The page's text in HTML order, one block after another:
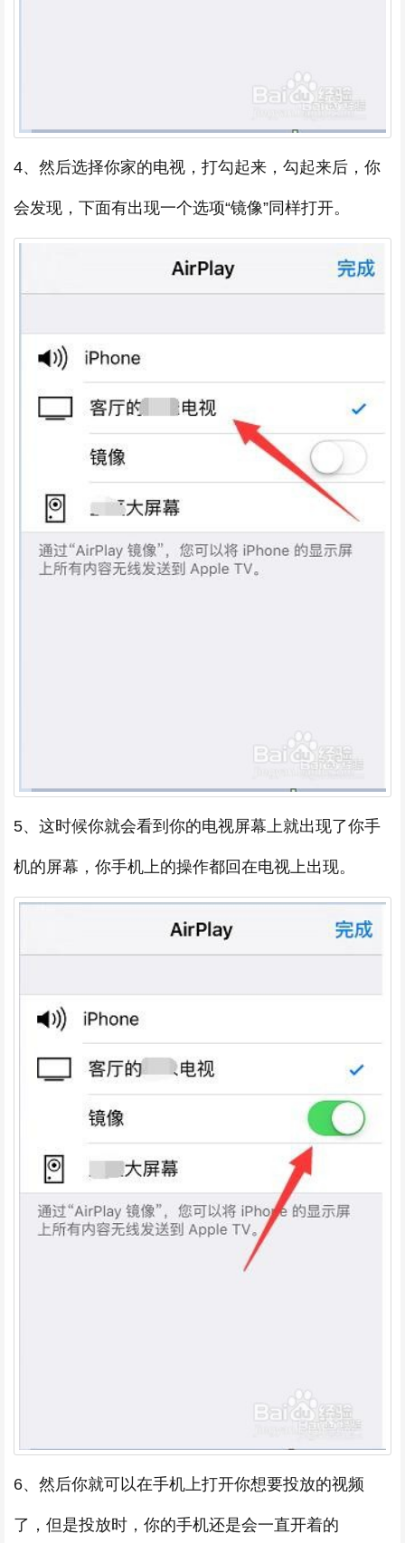
4、然后选择你家的电视，打勾起来，勾起来后，你
会发现，下面有出现一个选项“镜像”同样打开。
5、这时候你就会看到你的电视屏幕上就出现了你手
机的屏幕，你手机上的操作都回在电视上出现。
6、然后你就可以在手机上打开你想要投放的视频
了，但是投放时，你的手机还是会一直开着的